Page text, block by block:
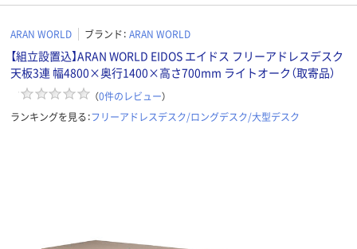
ARAN WORLD ブランド： ARAN WORLD
【組立設置込】ARAN WORLD EIDOS エイドス フリーアドレスデスク
天板3連 幅4800×奥行1400×高さ700mm ライトオーク（取寄品）
（0件のレビュー）
ランキングを見る：フリーアドレスデスク/ロングデスク/大型デスク